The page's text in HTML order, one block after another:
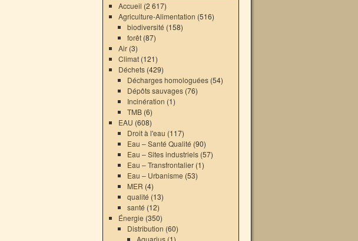
Accueil (2 617)
Agriculture-Alimentation (516)
biodiversité (158)
forêt (87)
Air(3)
Climat(121)
Déchets(429)
Décharges homologuées (54)
Dépôts sauvages (76)
Incinération (1)
TMB (6)
EAU (608)
Droit à l'eau (117)
Eau – Santé Qualité (90)
Eau – Sites industriels (57)
Eau – Transfrontalier (1)
Eau – Urbanisme (53)
MER (4)
qualité (13)
santé (12)
Énergie (350)
Distribution (60)
Aquarius(1)